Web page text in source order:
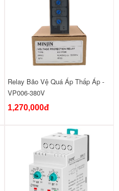
Relay Bảo Vệ Quá Áp Thấp Áp -
VP006-380V
1,270,000đ